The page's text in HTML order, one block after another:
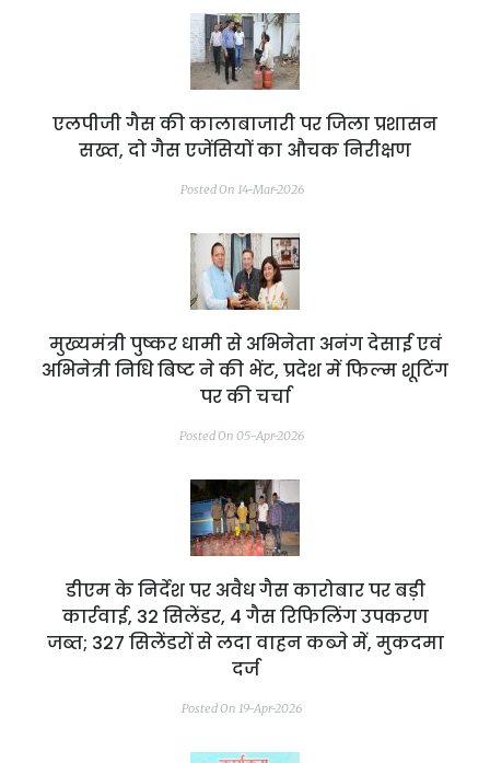
एलपीजी गैस की कालाबाजारी पर जिला प्रशासन
सख्त, दो गैस एजेंसियों का औचक निरीक्षण
Posted On 14-Mar-2026
मुख्यमंत्री पुष्कर धामी से अभिनेता अनंग देसाई एवं
अभिनेत्री निधि बिष्ट ने की भेंट, प्रदेश में फिल्म शूटिंग
पर की चर्चा
Posted On 05-Apr-2026
डीएम के निर्देश पर अवैध गैस कारोबार पर बड़ी
कार्रवाई, 32 सिलेंडर, 4 गैस रिफिलिंग उपकरण
जब्त; 327 सिलेंडरों से लदा वाहन कब्जे में, मुकदमा
दर्ज
Posted On 19-Apr-2026